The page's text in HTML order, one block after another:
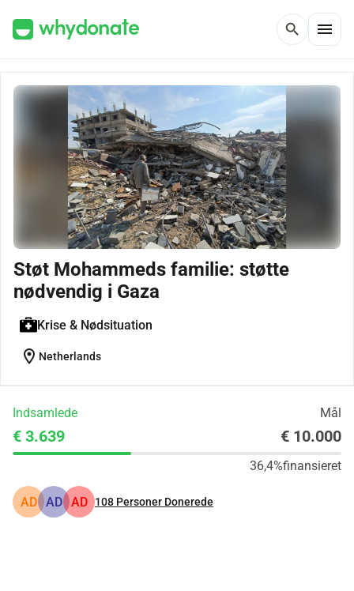
search menu
Støt Mohammeds familie: støtte
nødvendig i Gaza
Krise & Nødsituation
location_on Netherlands
Indsamlede Mål
€ 3.639 € 10.000
36,4%finansieret
AD AD AD 108 Personer Donerede